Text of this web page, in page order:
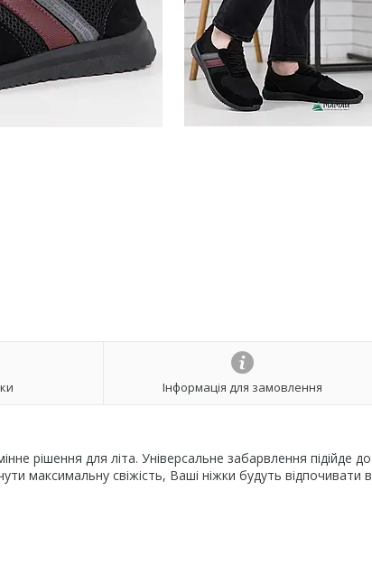
Інформація для замовлення
рішення для літа. Універсальне забарвлення підійде до
максимальну свіжість, Ваші ніжки будуть відпочивати в